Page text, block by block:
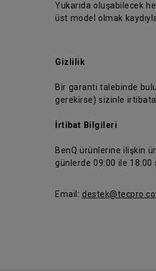
Yukarıda oluşabilecek
üst model olmak
Gizlilik
Bir garanti talebinde
gerekirse) sizinle
İrtibat Bilgileri
BenQ ürünlerine ilişkin
günlerde 09:00 ile
Email: